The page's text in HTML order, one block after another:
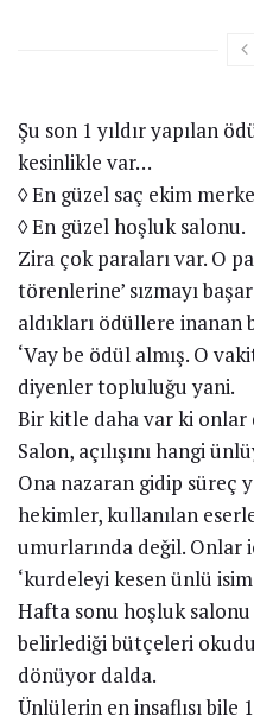
Şu son 1 yıldır yapılan
kesinlikle var…
◊ En güzel saç ekim
◊ En güzel hoşluk salonu.
Zira çok paraları var. O
törenlerine’ sızmayı
aldıkları ödüllere
‘Vay be ödül almış. O
diyenler topluluğu yani.
Bir kitle daha var ki
Salon, açılışını hangi
Ona nazaran gidip süreç
hekimler, kullanılan
umurlarında değil.
‘kurdeleyi kesen ünlü
Hafta sonu hoşluk salonu
belirlediği bütçeleri
dönüyor dalda.
Ünlülerin en insaflısı bile